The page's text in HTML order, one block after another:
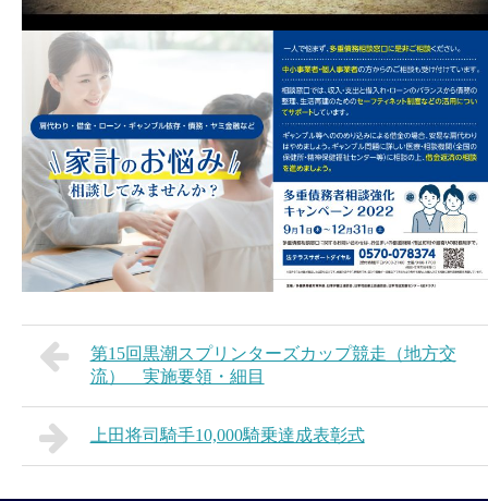
第15回黒潮スプリンターズカップ競走（地方交
流） 実施要領・細目
上田将司騎手10,000騎乗達成表彰式